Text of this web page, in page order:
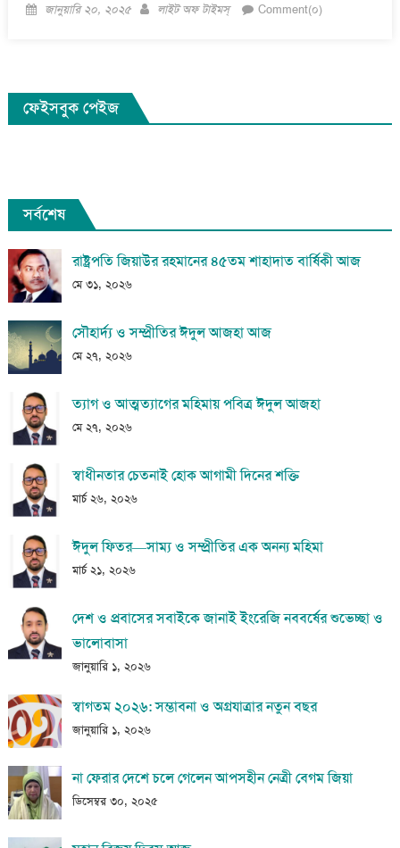
Posted
জানুয়ারি ২০, ২০২৫ Author
লাইট অফ টাইমস্ Comment(০)
ফেইসবুক পেইজ
সর্বশেষ
রাষ্ট্রপতি জিয়াউর রহমানের ৪৫তম শাহাদাত বার্ষিকী আজ
মে ৩১, ২০২৬
সৌহার্দ্য ও সম্প্রীতির ঈদুল আজহা আজ
মে ২৭, ২০২৬
ত্যাগ ও আত্মত্যাগের মহিমায় পবিত্র ঈদুল আজহা
মে ২৭, ২০২৬
স্বাধীনতার চেতনাই হোক আগামী দিনের শক্তি
মার্চ ২৬, ২০২৬
ঈদুল ফিতর—সাম্য ও সম্প্রীতির এক অনন্য মহিমা
মার্চ ২১, ২০২৬
দেশ ও প্রবাসের সবাইকে জানাই ইংরেজি নববর্ষের শুভেচ্ছা ও
ভালোবাসা
জানুয়ারি ১, ২০২৬
স্বাগতম ২০২৬: সম্ভাবনা ও অগ্রযাত্রার নতুন বছর
জানুয়ারি ১, ২০২৬
না ফেরার দেশে চলে গেলেন আপসহীন নেত্রী বেগম জিয়া
ডিসেম্বর ৩০, ২০২৫